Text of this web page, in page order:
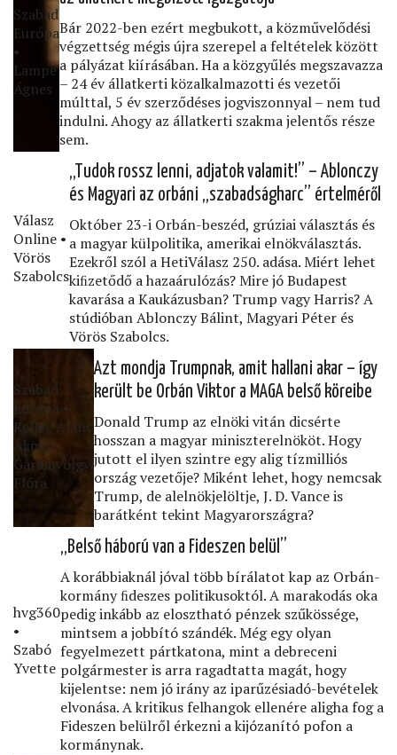
Szabad
Európa
•
Lampé
Ágnes
Bár 2022-ben ezért megbukott, a közművelődési
végzettség mégis újra szerepel a feltételek között
a pályázat kiírásában. Ha a közgyűlés megszavazza
– 24 év állatkerti közalkalmazotti és vezetői
múlttal, 5 év szerződéses jogviszonnyal – nem tud
indulni. Ahogy az állatkerti szakma jelentős része
sem.
Válasz
Online •
Vörös
Szabolcs
„Tudok rossz lenni, adjatok valamit!” – Ablonczy
és Magyari az orbáni „szabadságharc” értelméről
Október 23-i Orbán-beszéd, grúziai választás és
a magyar külpolitika, amerikai elnökválasztás.
Ezekről szól a HetiVálasz 250. adása. Miért lehet
kiﬁzetődő a hazaárulózás? Mire jó Budapest
kavarása a Kaukázusban? Trump vagy Harris? A
stúdióban Ablonczy Bálint, Magyari Péter és
Vörös Szabolcs.
Szabad
Európa •
Keller-Alánt
Ákos,
Garamvölgyi
Flóra
Azt mondja Trumpnak, amit hallani akar – így
került be Orbán Viktor a MAGA belső köreibe
Donald Trump az elnöki vitán dicsérte
hosszan a magyar miniszterelnököt. Hogy
jutott el ilyen szintre egy alig tízmilliós
ország vezetője? Miként lehet, hogy nemcsak
Trump, de alelnökjelöltje, J. D. Vance is
barátként tekint Magyarországra?
hvg360
•
Szabó
Yvette
„Belső háború van a Fideszen belül”
A korábbiaknál jóval több bírálatot kap az Orbán-
kormány ﬁdeszes politikusoktól. A marakodás oka
pedig inkább az elosztható pénzek szűkössége,
mintsem a jobbító szándék. Még egy olyan
fegyelmezett pártkatona, mint a debreceni
polgármester is arra ragadtatta magát, hogy
kijelentse: nem jó irány az iparűzésiadó-bevételek
elvonása. A kritikus felhangok ellenére aligha fog a
Fideszen belülről érkezni a kijózanító pofon a
kormánynak.